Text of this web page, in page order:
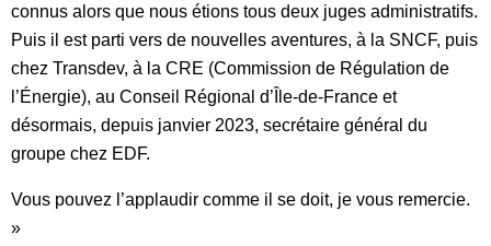
connus alors que nous étions tous deux juges administratifs.
Puis il est parti vers de nouvelles aventures, à la SNCF, puis
chez Transdev, à la CRE (Commission de Régulation de
l’Énergie), au Conseil Régional d’Île-de-France et
désormais, depuis janvier 2023, secrétaire général du
groupe chez EDF.
Vous pouvez l’applaudir comme il se doit, je vous remercie.
»